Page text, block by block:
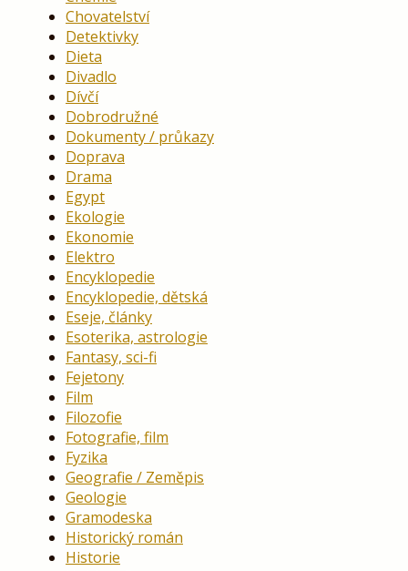
Chovatelství
Detektivky
Dieta
Divadlo
Dívčí
Dobrodružné
Dokumenty / průkazy
Doprava
Drama
Egypt
Ekologie
Ekonomie
Elektro
Encyklopedie
Encyklopedie, dětská
Eseje, články
Esoterika, astrologie
Fantasy, sci-fi
Fejetony
Film
Filozofie
Fotografie, film
Fyzika
Geografie / Zeměpis
Geologie
Gramodeska
Historický román
Historie